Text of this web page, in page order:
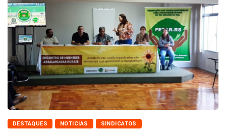
DESTAQUES NOTICIAS SINDICATOS